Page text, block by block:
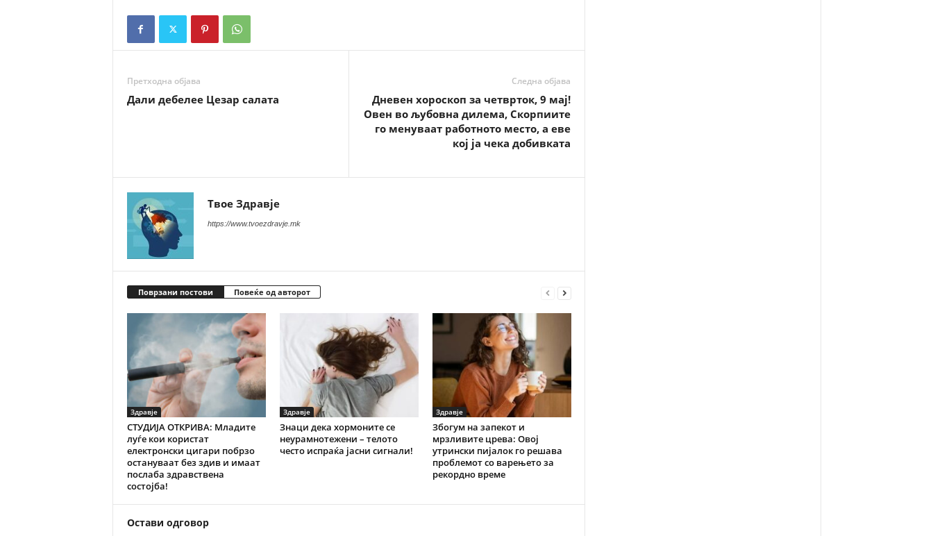
Претходна објава
Дали дебелее Цезар салата
Следна објава
Дневен хороскоп за четврток, 9 мај!
Овен во љубовна дилема, Скорпиите
го менуваат работното место, а еве
кој ја чека добивката
Твое Здравје
https://www.tvoezdravje.mk
Поврзани постови Повеќе од авторот
Здравје
СТУДИЈА ОТКРИВА: Младите
луѓе кои користат
електронски цигари побрзо
остануваат без здив и имаат
послаба здравствена
состојба!
Здравје
Знаци дека хормоните се
неурамнотежени – телото
често испраќа јасни сигнали!
Здравје
Збогум на запекот и
мрзливите црева: Овој
утрински пијалок го решава
проблемот со варењето за
рекордно време
Остави одговор